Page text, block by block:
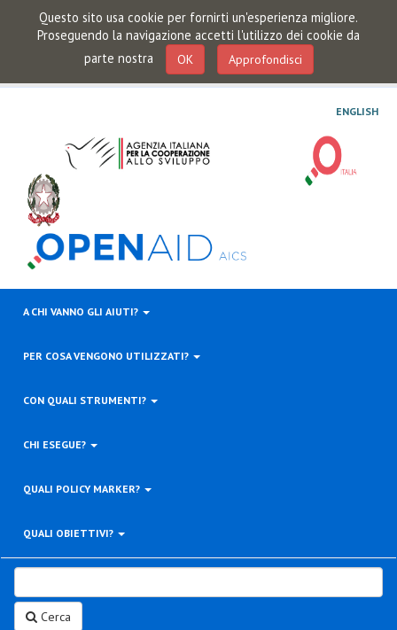
Questo sito usa cookie per fornirti un'esperienza migliore.
Proseguendo la navigazione accetti l'utilizzo dei cookie da
parte nostra
OK Approfondisci
ENGLISH
A CHI VANNO GLI AIUTI?
PER COSA VENGONO UTILIZZATI?
CON QUALI STRUMENTI?
CHI ESEGUE?
QUALI POLICY MARKER?
QUALI OBIETTIVI?
Cerca